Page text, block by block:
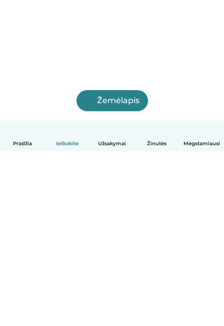
Pradžia Ieškokite Užsakymai Žinutės Mėgstamiausi
Žemėlapis